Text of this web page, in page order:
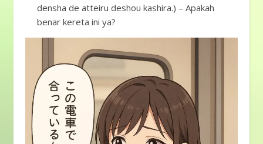
densha de atteiru deshou kashira.) – Apakah
benar kereta ini ya?